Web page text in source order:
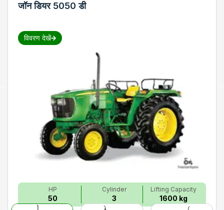
जॉन डियर 5050 डी
विवरण देखें
HP
50
Cylinder
3
Lifting Capacity
1600 kg